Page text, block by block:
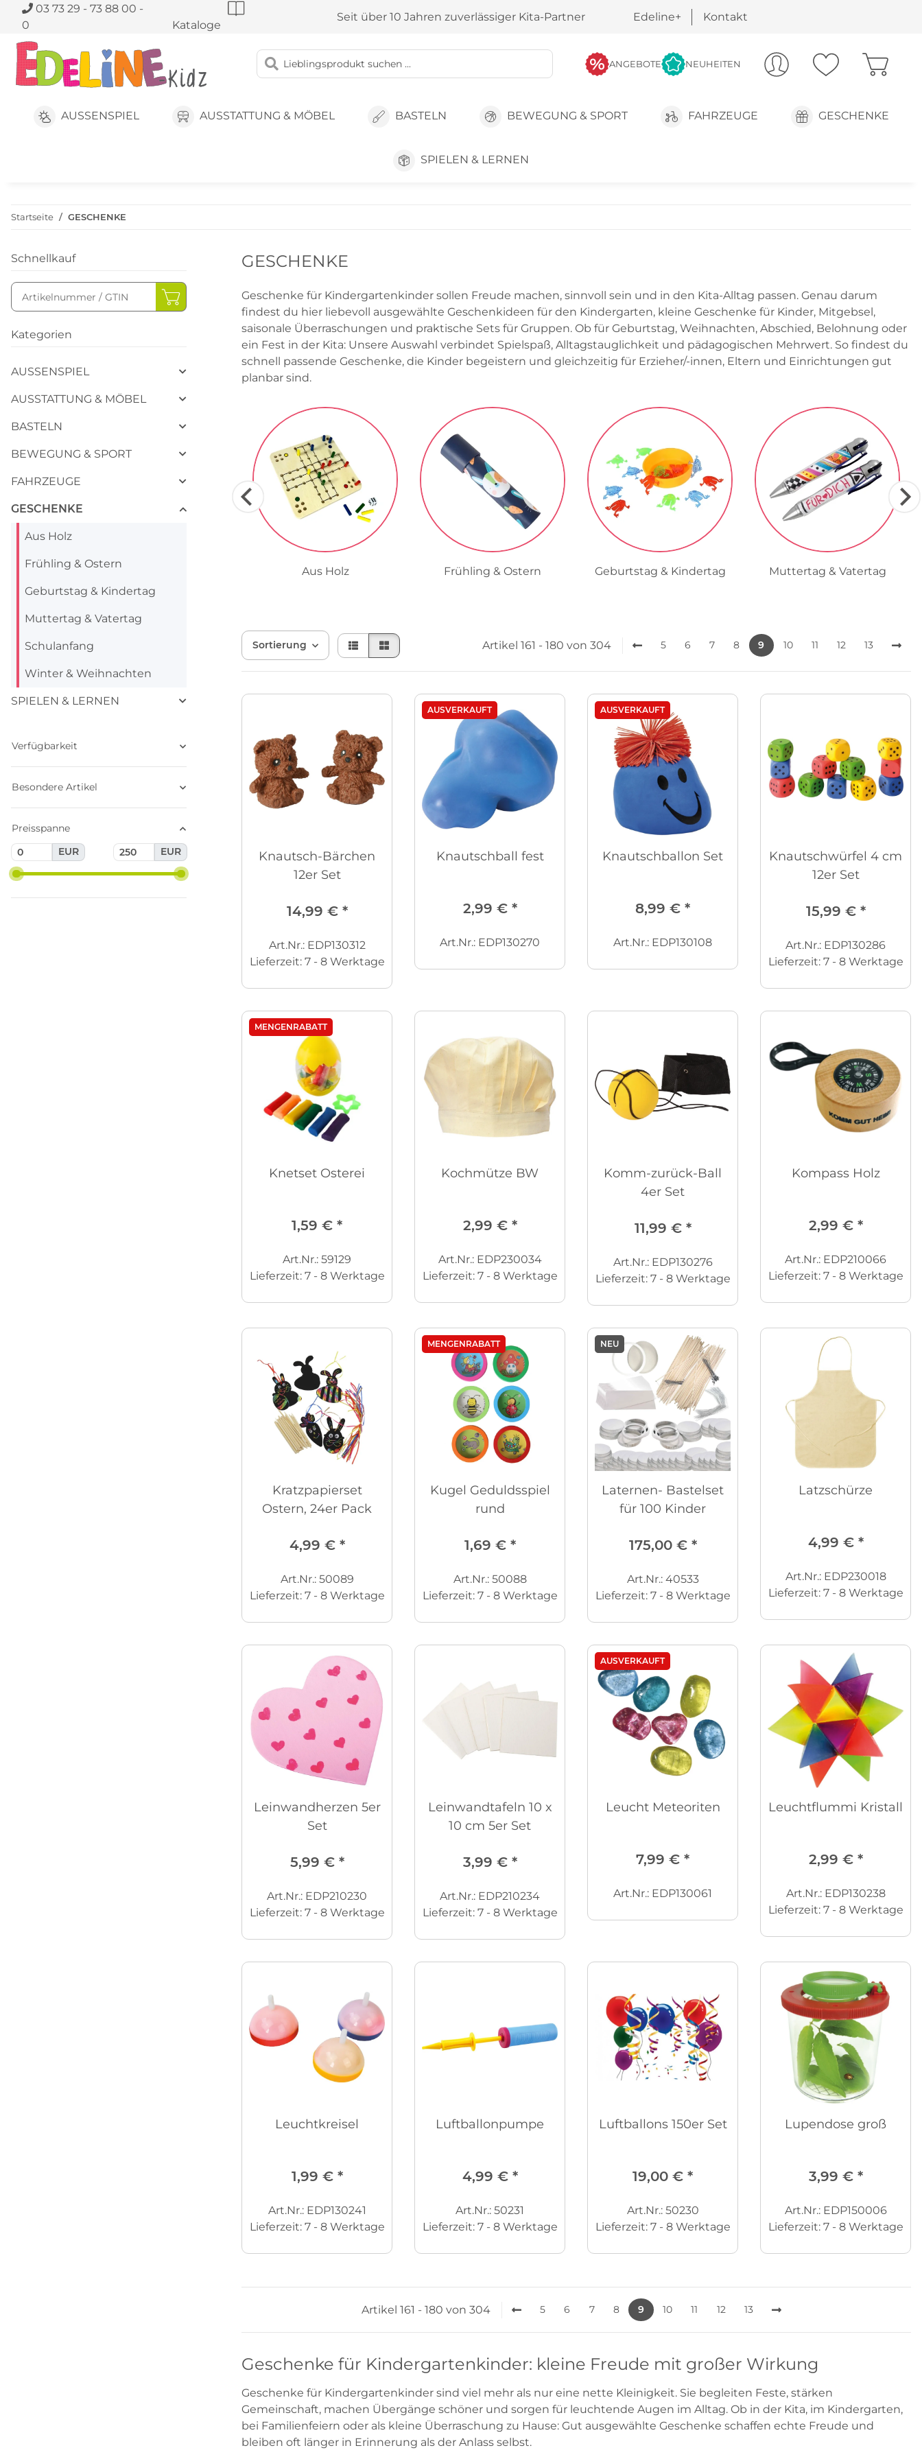
03 73 29 - 73 88 00 -
0
Kataloge
Seit über 10 Jahren zuverlässiger Kita-Partner Edeline+ Kontakt
ANGEBOTE NEUHEITEN
AUSSENSPIEL AUSSTATTUNG & MÖBEL BASTELN BEWEGUNG & SPORT FAHRZEUGE GESCHENKE
SPIELEN & LERNEN
Startseite GESCHENKE
GESCHENKE
Geschenke für Kindergartenkinder sollen Freude machen, sinnvoll sein und in den Kita-Alltag passen. Genau darum
findest du hier liebevoll ausgewählte Geschenkideen für den Kindergarten, kleine Geschenke für Kinder, Mitgebsel,
saisonale Überraschungen und praktische Sets für Gruppen. Ob für Geburtstag, Weihnachten, Abschied, Belohnung oder
ein Fest in der Kita: Unsere Auswahl verbindet Spielspaß, Alltagstauglichkeit und pädagogischen Mehrwert. So findest du
schnell passende Geschenke, die Kinder begeistern und gleichzeitig für Erzieher/-innen, Eltern und Einrichtungen gut
planbar sind.
Aus Holz Frühling & Ostern Geburtstag & Kindertag Muttertag & Vatertag
Sortierung Artikel 161 - 180 von 304 5 6 7 8 9 10 11 12 13
Knautsch-Bärchen
12er Set
14,99 € *
Art.Nr.: EDP130312
Lieferzeit: 7 - 8 Werktage
AUSVERKAUFT
Knautschball fest
2,99 € *
Art.Nr.: EDP130270
AUSVERKAUFT
Knautschballon Set
8,99 € *
Art.Nr.: EDP130108
Knautschwürfel 4 cm
12er Set
15,99 € *
Art.Nr.: EDP130286
Lieferzeit: 7 - 8 Werktage
MENGENRABATT
Knetset Osterei
1,59 € *
Art.Nr.: 59129
Lieferzeit: 7 - 8 Werktage
Kochmütze BW
2,99 € *
Art.Nr.: EDP230034
Lieferzeit: 7 - 8 Werktage
Komm-zurück-Ball
4er Set
11,99 € *
Art.Nr.: EDP130276
Lieferzeit: 7 - 8 Werktage
Kompass Holz
2,99 € *
Art.Nr.: EDP210066
Lieferzeit: 7 - 8 Werktage
Kratzpapierset
Ostern, 24er Pack
4,99 € *
Art.Nr.: 50089
Lieferzeit: 7 - 8 Werktage
MENGENRABATT
Kugel Geduldsspiel
rund
1,69 € *
Art.Nr.: 50088
Lieferzeit: 7 - 8 Werktage
NEU
Laternen- Bastelset
für 100 Kinder
175,00 € *
Art.Nr.: 40533
Lieferzeit: 7 - 8 Werktage
Latzschürze
4,99 € *
Art.Nr.: EDP230018
Lieferzeit: 7 - 8 Werktage
Leinwandherzen 5er
Set
5,99 € *
Art.Nr.: EDP210230
Lieferzeit: 7 - 8 Werktage
Leinwandtafeln 10 x
10 cm 5er Set
3,99 € *
Art.Nr.: EDP210234
Lieferzeit: 7 - 8 Werktage
AUSVERKAUFT
Leucht Meteoriten
7,99 € *
Art.Nr.: EDP130061
Leuchtflummi Kristall
2,99 € *
Art.Nr.: EDP130238
Lieferzeit: 7 - 8 Werktage
Leuchtkreisel
1,99 € *
Art.Nr.: EDP130241
Lieferzeit: 7 - 8 Werktage
Luftballonpumpe
4,99 € *
Art.Nr.: 50231
Lieferzeit: 7 - 8 Werktage
Luftballons 150er Set
19,00 € *
Art.Nr.: 50230
Lieferzeit: 7 - 8 Werktage
Lupendose groß
3,99 € *
Art.Nr.: EDP150006
Lieferzeit: 7 - 8 Werktage
Artikel 161 - 180 von 304 5 6 7 8 9 10 11 12 13
Geschenke für Kindergartenkinder: kleine Freude mit großer Wirkung
Geschenke für Kindergartenkinder sind viel mehr als nur eine nette Kleinigkeit. Sie begleiten Feste, stärken
Gemeinschaft, machen Übergänge schöner und sorgen für leuchtende Augen im Alltag. Ob in der Kita, im Kindergarten,
bei Familienfeiern oder als kleine Überraschung zu Hause: Gut ausgewählte Geschenke schaffen echte Freude und
bleiben oft länger in Erinnerung als der Anlass selbst.
Schnellkauf
Kategorien
AUSSENSPIEL
AUSSTATTUNG & MÖBEL
BASTELN
BEWEGUNG & SPORT
FAHRZEUGE
GESCHENKE
Aus Holz
Frühling & Ostern
Geburtstag & Kindertag
Muttertag & Vatertag
Schulanfang
Winter & Weihnachten
SPIELEN & LERNEN
Verfügbarkeit
Besondere Artikel
Preisspanne
EUR
EUR